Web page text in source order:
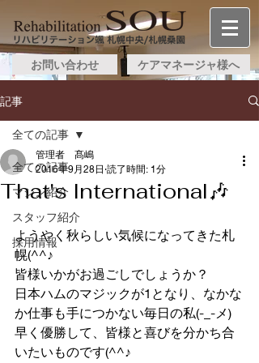
お問い合わせ ケアマネージャ様へ
記事
全ての記事
マシン紹介
スタッフ紹介
採用情報
全ての記事
That's International🎶
管理者 髙嶋
2016年9月28日 読了時間: 1分
ようやく秋らしい気候になってきた札
幌(^^♪
皆様いかがお過ごしでしょうか？
日本ハムのマジックが1となり、なかな
か仕事も手につかない毎日の私(-_-メ)
早く優勝して、皆様と喜びを分かち合
いたいものです(^^♪